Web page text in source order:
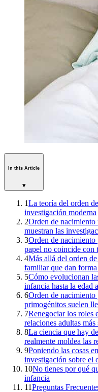
In this Article
▾
1La teoría del orden
investigación moderna
2Orden de nacimiento
muestran las
3Orden de
papel no coincide con
4Más allá del orden
familiar que dan
5Cómo evolucionan
infancia hasta la edad
6Orden de
primogénitos suelen
7Renegociar los roles
relaciones adultas más
8La ciencia que hay
realmente moldea las
9Poniendo las cosas
investigación sobre el
10No tienes por qué
infancia
11Preguntas